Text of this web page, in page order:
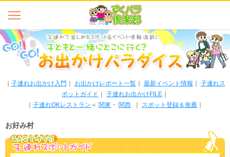
子連れお出かけ入門 お出かけレポート一覧｜ 最新イベント情報
子連れス
ポットガイド
子連れお出かけFILE
子連れOKレストラン ＜ 関東 ・ 関西 スポット登録＆推薦
お好み村